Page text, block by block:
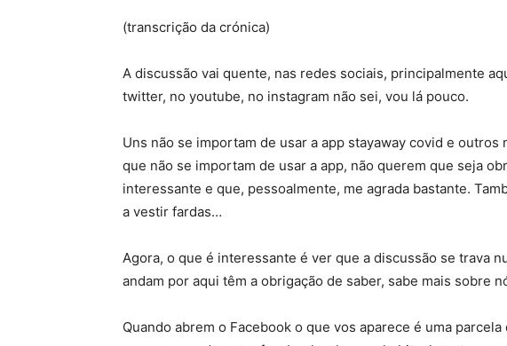
(transcrição da crónica)
A discussão vai quente, nas redes sociais, principalmente
twitter, no youtube, no instagram não sei, vou lá pouco.
Uns não se importam de usar a app stayaway covid e
que não se importam de usar a app, não querem que seja
interessante e que, pessoalmente, me agrada bastante.
a vestir fardas…
Agora, o que é interessante é ver que a discussão se trava
andam por aqui têm a obrigação de saber, sabe mais sobre
Quando abrem o Facebook o que vos aparece é uma